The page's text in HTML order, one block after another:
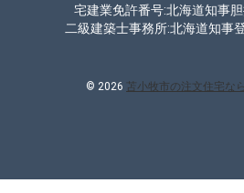
宅建業免許番号:北海道知事
二級建築士事務所:北海道知事
© 2026 苫小牧市の注文住宅な